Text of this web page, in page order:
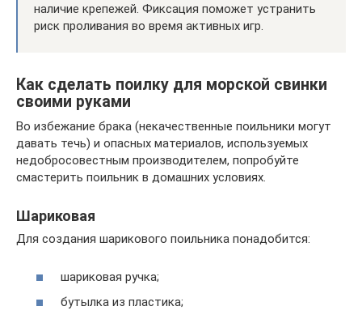
наличие крепежей. Фиксация поможет устранить
риск проливания во время активных игр.
Как сделать поилку для морской свинки
своими руками
Во избежание брака (некачественные поильники могут
давать течь) и опасных материалов, используемых
недобросовестным производителем, попробуйте
смастерить поильник в домашних условиях.
Шариковая
Для создания шарикового поильника понадобится:
шариковая ручка;
бутылка из пластика;